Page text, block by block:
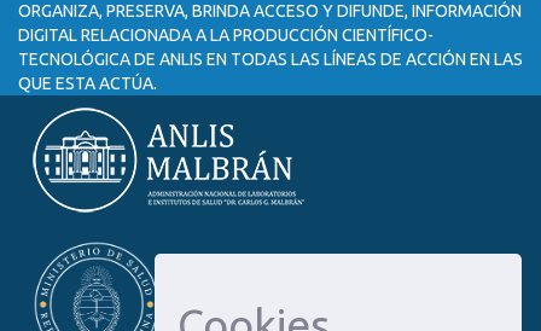
ORGANIZA, PRESERVA, BRINDA ACCESO Y DIFUNDE, INFORMACIÓN
DIGITAL RELACIONADA A LA PRODUCCIÓN CIENTÍFICO-
TECNOLÓGICA DE ANLIS EN TODAS LAS LÍNEAS DE ACCIÓN EN LAS
QUE ESTA ACTÚA.